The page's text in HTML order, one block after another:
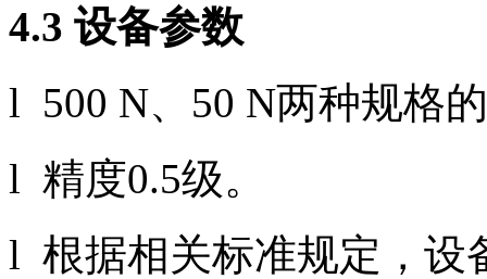
4.3 设备参数
l 500 N、50 N两种规格
l 精度0.5级。
l 根据相关标准规定，设